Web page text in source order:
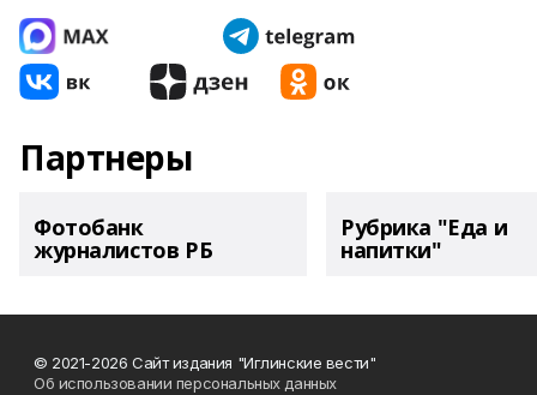
Партнеры
Фотобанк
журналистов РБ
Рубрика "Еда и
напитки"
© 2021-2026 Сайт издания "Иглинские вести"
Об использовании персональных данных